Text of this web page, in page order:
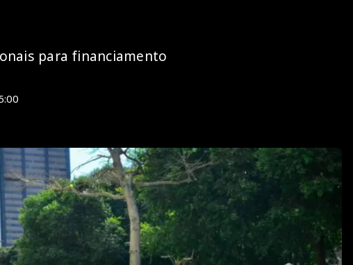
para financiamento